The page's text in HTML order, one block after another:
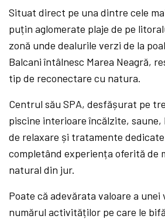
Situat direct pe una dintre cele
puțin aglomerate plaje de pe
zonă unde dealurile verzi de la
Balcani întâlnesc Marea Neagră,
tip de reconectare cu natura.
Centrul său SPA, desfășurat pe
piscine interioare încălzite, saune,
de relaxare și tratamente
completând experiența oferită de
natural din jur.
Poate că adevărata valoare a unei
numărul activităților pe care le